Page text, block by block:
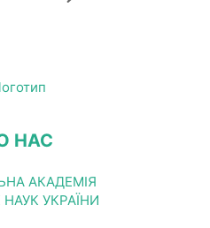
НАС
АКАДЕМІЯ
УКРАЇНИ